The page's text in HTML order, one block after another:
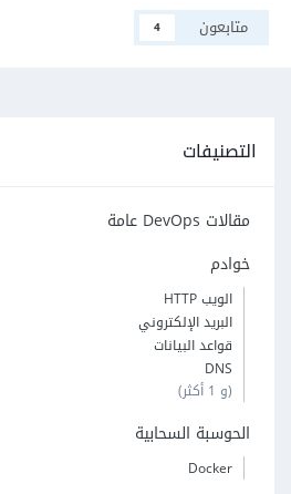
متابعون 4
التصنيفات
مقالات DevOps عامة
خوادم
الويب HTTP
البريد الإلكتروني
قواعد البيانات
DNS
(و 1 أكثر)
الحوسبة السحابية
Docker